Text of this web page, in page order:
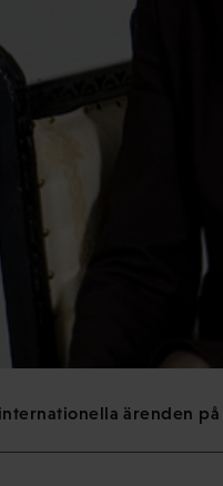
ärenden på